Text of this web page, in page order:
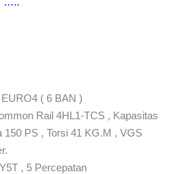
( 6 BAN )
Rail 4HL1-TCS , Kapasitas
150 PS , Torsi 41 KG.M , VGS
, 5 Percepatan